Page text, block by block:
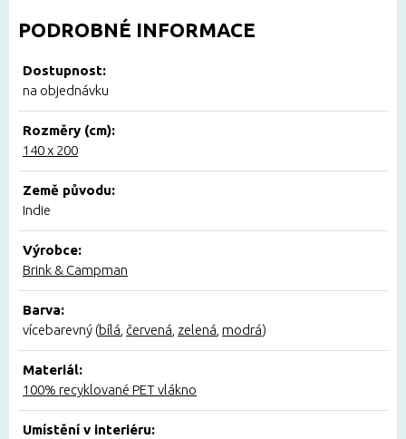
PODROBNÉ INFORMACE
Dostupnost:
na objednávku
Rozměry (cm):
140 x 200
Země původu:
Indie
Výrobce:
Brink & Campman
Barva:
vícebarevný (bílá červená zelená modrá)
Materiál:
100% recyklované PET vlákno
Umístění v interiéru: